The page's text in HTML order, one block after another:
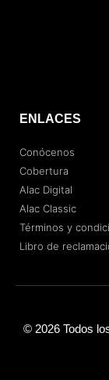
ENLACES
Conócenos
Cobertura
Alac Digital
Alac Classic
Términos y
Libro de
© 2026 Todos